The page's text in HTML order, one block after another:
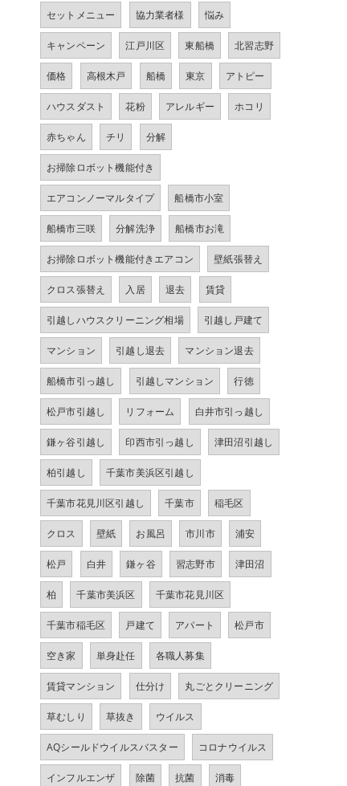
セットメニュー 協力業者様 悩み
キャンペーン 江戸川区 東船橋 北習志野
価格 高根木戸 船橋 東京 アトピー
ハウスダスト 花粉 アレルギー ホコリ
赤ちゃん チリ 分解
お掃除ロボット機能付き
エアコンノーマルタイプ 船橋市小室
船橋市三咲 分解洗浄 船橋市お滝
お掃除ロボット機能付きエアコン 壁紙張替え
クロス張替え 入居 退去 賃貸
引越しハウスクリーニング相場 引越し戸建て
マンション 引越し退去 マンション退去
船橋市引っ越し 引越しマンション 行徳
松戸市引越し リフォーム 白井市引っ越し
鎌ヶ谷引越し 印西市引っ越し 津田沼引越し
柏引越し 千葉市美浜区引越し
千葉市花見川区引越し 千葉市 稲毛区
クロス 壁紙 お風呂 市川市 浦安
松戸 白井 鎌ヶ谷 習志野市 津田沼
柏 千葉市美浜区 千葉市花見川区
千葉市稲毛区 戸建て アパート 松戸市
空き家 単身赴任 各職人募集
賃貸マンション 仕分け 丸ごとクリーニング
草むしり 草抜き ウイルス
AQシールドウイルスバスター コロナウイルス
インフルエンザ 除菌 抗菌 消毒